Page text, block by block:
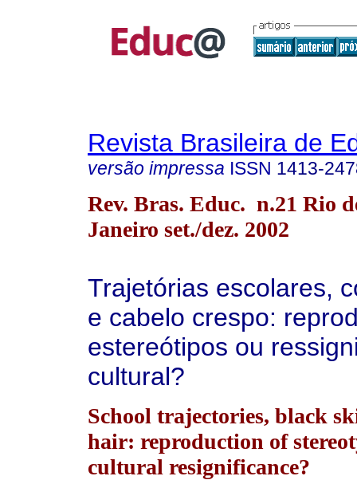
Revista Brasileira de
versão impressa ISSN 1413-
Rev. Bras. Educ. n.21 Rio
Janeiro set./dez. 2002
Trajetórias escolares,
e cabelo crespo:
estereótipos ou
cultural?
School trajectories, black
hair: reproduction of
cultural resignificance?